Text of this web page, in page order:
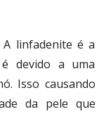
A linfadenite é a
devido a uma
Isso causando
da pele que